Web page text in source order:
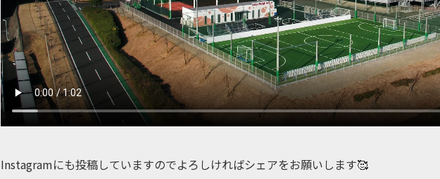
Instagramにも投稿していますのでよろしければシェアをお願いします🥰